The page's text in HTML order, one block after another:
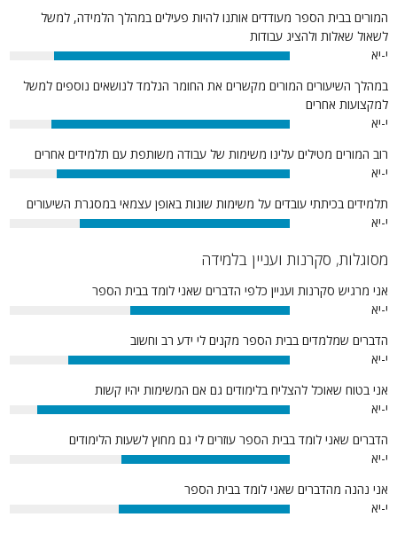
המורים בבית הספר מעודדים אותנו להיות פעילים במהלך הלמידה, למשל
לשאול שאלות ולהציג עבודות
י-יא
84%
במהלך השיעורים המורים מקשרים את החומר הנלמד לנושאים נוספים למשל
למקצועות אחרים
י-יא
85%
רוב המורים מטילים עלינו משימות של עבודה משותפת עם תלמידים אחרים
י-יא
83%
תלמידים בכיתתי עובדים על משימות שונות באופן עצמאי במסגרת השיעורים
י-יא
75%
מסוגלות, סקרנות ועניין בלמידה
אני מרגיש סקרנות ועניין כלפי הדברים שאני לומד בבית הספר
י-יא
57%
הדברים שמלמדים בבית הספר מקנים לי ידע רב וחשוב
י-יא
79%
אני בטוח שאוכל להצליח בלימודים גם אם המשימות יהיו קשות
י-יא
90%
הדברים שאני לומד בבית הספר עוזרים לי גם מחוץ לשעות הלימודים
י-יא
60%
אני נהנה מהדברים שאני לומד בבית הספר
י-יא
61%